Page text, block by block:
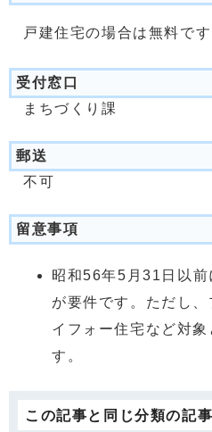
戸建住宅の場合は無料です
受付窓口
まちづくり課
郵送
不可
留意事項
昭和56年5月31日以前
が要件です。ただし
イフォー住宅など対
す。
この記事と同じ分類の記事